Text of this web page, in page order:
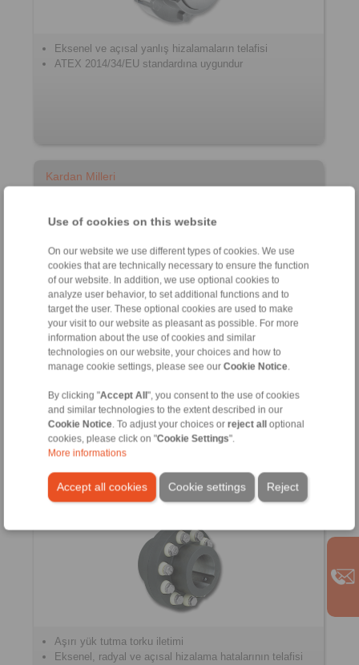
Use of cookies on this website
On our website we use different types of cookies. We use
cookies that are technically necessary to ensure the function
of our website. In addition, we use optional cookies to
analyze user behavior, to set additional functions and to
target the user. These optional cookies are used to make
your visit to our website as pleasant as possible. For more
information about the use of cookies and similar
technologies on our website, your choices and how to
manage cookie settings, please see our Cookie Notice
By clicking "Accept All", you consent to the use of cookies
and similar technologies to the extent described in our
Cookie Notice . To adjust your choices or reject alloptional
cookies, please click on "Cookie Settings".
More informations
Accept all cookies Reject
Cookie settings
Eksenel ve açısal yanlış hizalamaların telafisi
ATEX 2014/34/EU standardına uygundur
Kardan Milleri
Uzunluk dengelemeli ve dengelemesiz kardan mili
Çift üniversal mafsallı
H-çift üniversal mafsallı
Entegre üniversal mafsallı mil
Ara uzatma mili
Pernolu Kaplinler
Aşırı yük tutma torku iletimi
Eksenel, radyal ve açısal hizalama hatalarının telafisi